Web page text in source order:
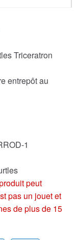
Triceratron
entrepôt au
1
peut
pas un jouet et
de plus de 15